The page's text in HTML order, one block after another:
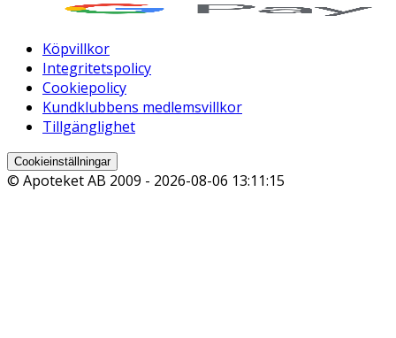
Köpvillkor
Integritetspolicy
Cookiepolicy
Kundklubbens medlemsvillkor
Tillgänglighet
Cookieinställningar
© Apoteket AB 2009 - 2026-08-06 13:11:15